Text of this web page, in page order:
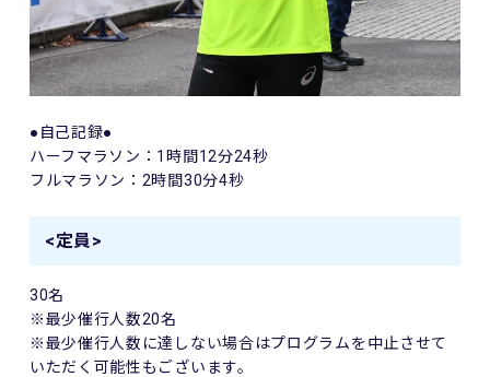
●自己記録●
ハーフマラソン：1時間12分24秒
フルマラソン：2時間30分4秒
<定員>
30名
※最少催行人数20名
※最少催行人数に達しない場合はプログラムを中止させて
いただく可能性もございます。